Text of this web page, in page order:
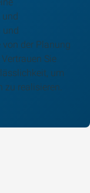
und
und
der Planung
Sie
um
zu realisieren.